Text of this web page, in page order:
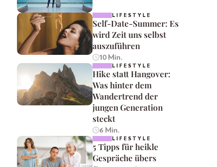
LIFESTYLE
Self-Date-Summer: Es
wird Zeit uns selbst
auszuführen
10 Min.
LIFESTYLE
Hike statt Hangover:
Was hinter dem
Wandertrend der
jungen Generation
steckt
6 Min.
LIFESTYLE
5 Tipps für heikle
Gespräche übers